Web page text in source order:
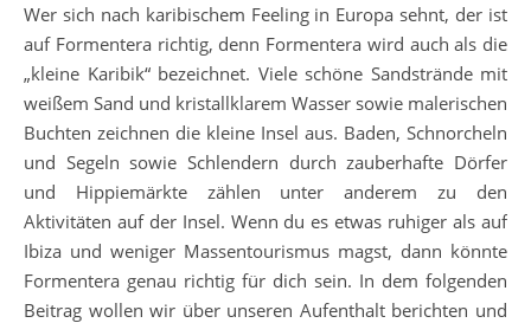
Wer sich nach karibischem Feeling in Europa sehnt, der ist
auf Formentera richtig, denn Formentera wird auch als die
„kleine Karibik“ bezeichnet. Viele schöne Sandstrände mit
weißem Sand und kristallklarem Wasser sowie malerischen
Buchten zeichnen die kleine Insel aus. Baden, Schnorcheln
und Segeln sowie Schlendern durch zauberhafte Dörfer
und Hippiemärkte zählen unter anderem zu den
Aktivitäten auf der Insel. Wenn du es etwas ruhiger als auf
Ibiza und weniger Massentourismus magst, dann könnte
Formentera genau richtig für dich sein. In dem folgenden
Beitrag wollen wir über unseren Aufenthalt berichten und